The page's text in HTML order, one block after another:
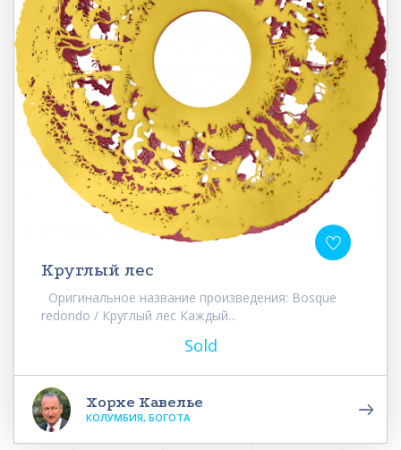
Круглый лес
Оригинальное название произведения: Bosque
redondo / Круглый лес Каждый...
Sold
Хорхе Кавелье
КОЛУМБИЯ, БОГОТА